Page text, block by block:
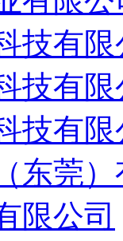
技有限
技有限
技有限
东莞
限公司